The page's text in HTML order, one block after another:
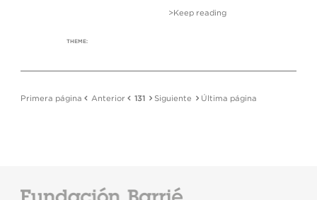
>Keep reading
THEME:
Primera página Anterior 131 Siguiente Última página